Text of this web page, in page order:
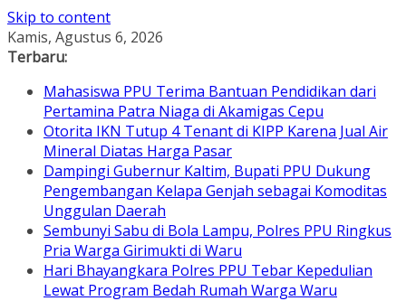
Skip to content
Kamis, Agustus 6, 2026
Terbaru:
Mahasiswa PPU Terima Bantuan Pendidikan dari
Pertamina Patra Niaga di Akamigas Cepu
Otorita IKN Tutup 4 Tenant di KIPP Karena Jual Air
Mineral Diatas Harga Pasar
Dampingi Gubernur Kaltim, Bupati PPU Dukung
Pengembangan Kelapa Genjah sebagai Komoditas
Unggulan Daerah
Sembunyi Sabu di Bola Lampu, Polres PPU Ringkus
Pria Warga Girimukti di Waru
Hari Bhayangkara Polres PPU Tebar Kepedulian
Lewat Program Bedah Rumah Warga Waru